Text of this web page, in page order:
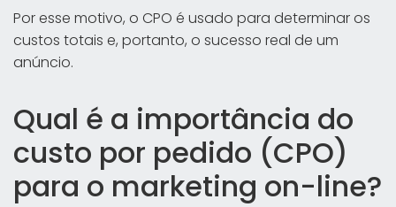
Por esse motivo, o CPO é usado para determinar os
custos totais e, portanto, o sucesso real de um
anúncio.
Qual é a importância do
custo por pedido (CPO)
para o marketing on-line?